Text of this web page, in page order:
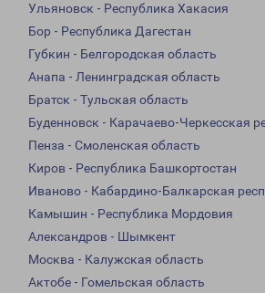
Ульяновск - Республика Хакасия
Бор - Республика Дагестан
Губкин - Белгородская область
Анапа - Ленинградская область
Братск - Тульская область
Буденновск - Карачаево-Черкесская
Пенза - Смоленская область
Киров - Республика Башкортостан
Иваново - Кабардино-Балкарская
Камышин - Республика Мордовия
Александров - Шымкент
Москва - Калужская область
Актобе - Гомельская область